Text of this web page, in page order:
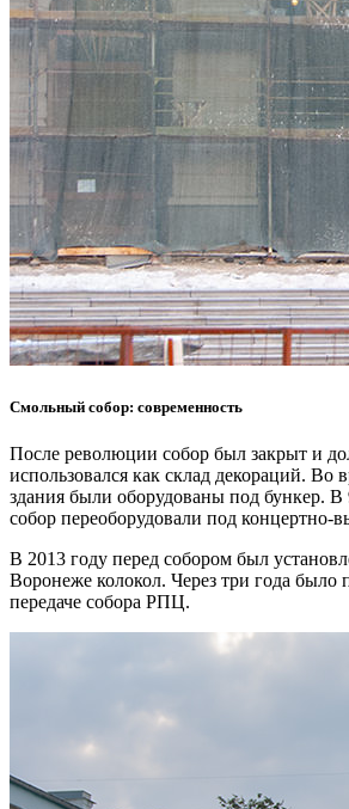
Смольный собор: современность
После революции собор был закрыт и
использовался как склад декораций.
здания были оборудованы под бункер. В
собор переоборудовали под концертно-
В 2013 году перед собором был
Воронеже колокол. Через три года было
передаче собора РПЦ.